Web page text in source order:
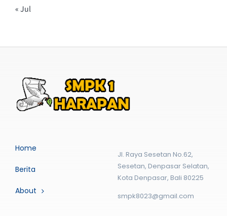
« Jul
Home
Berita
About
Jl. Raya Sesetan No.62,
Sesetan, Denpasar Selatan,
Kota Denpasar, Bali 80225
smpk8023@gmail.com